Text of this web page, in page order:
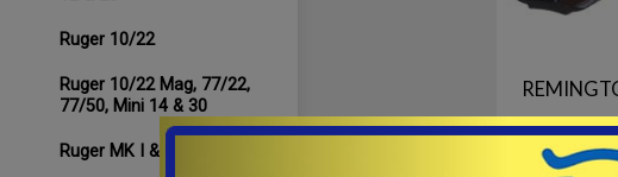
Ruger 10/22
Ruger 10/22 Mag, 77/22,
77/50, Mini 14 & 30
Ruger MK I & MK II
# 707 -